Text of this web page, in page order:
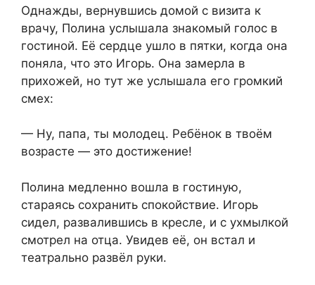
Однажды, вернувшись домой с визита к
врачу, Полина услышала знакомый голос в
гостиной. Её сердце ушло в пятки, когда она
поняла, что это Игорь. Она замерла в
прихожей, но тут же услышала его громкий
смех:
— Ну, папа, ты молодец. Ребёнок в твоём
возрасте — это достижение!
Полина медленно вошла в гостиную,
стараясь сохранить спокойствие. Игорь
сидел, развалившись в кресле, и с ухмылкой
смотрел на отца. Увидев её, он встал и
театрально развёл руки.